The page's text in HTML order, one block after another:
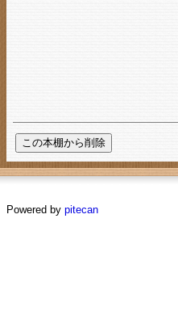
Powered by pitecan